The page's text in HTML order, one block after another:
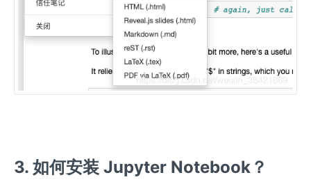
3. 如何安装 Jupyter Notebook？